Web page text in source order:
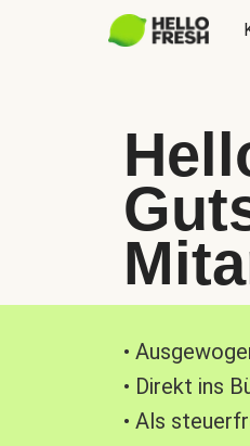
•
• Direkt ins
• Als